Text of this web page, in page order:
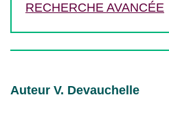
RECHERCHE AVANCÉE
Auteur V. Devauchelle